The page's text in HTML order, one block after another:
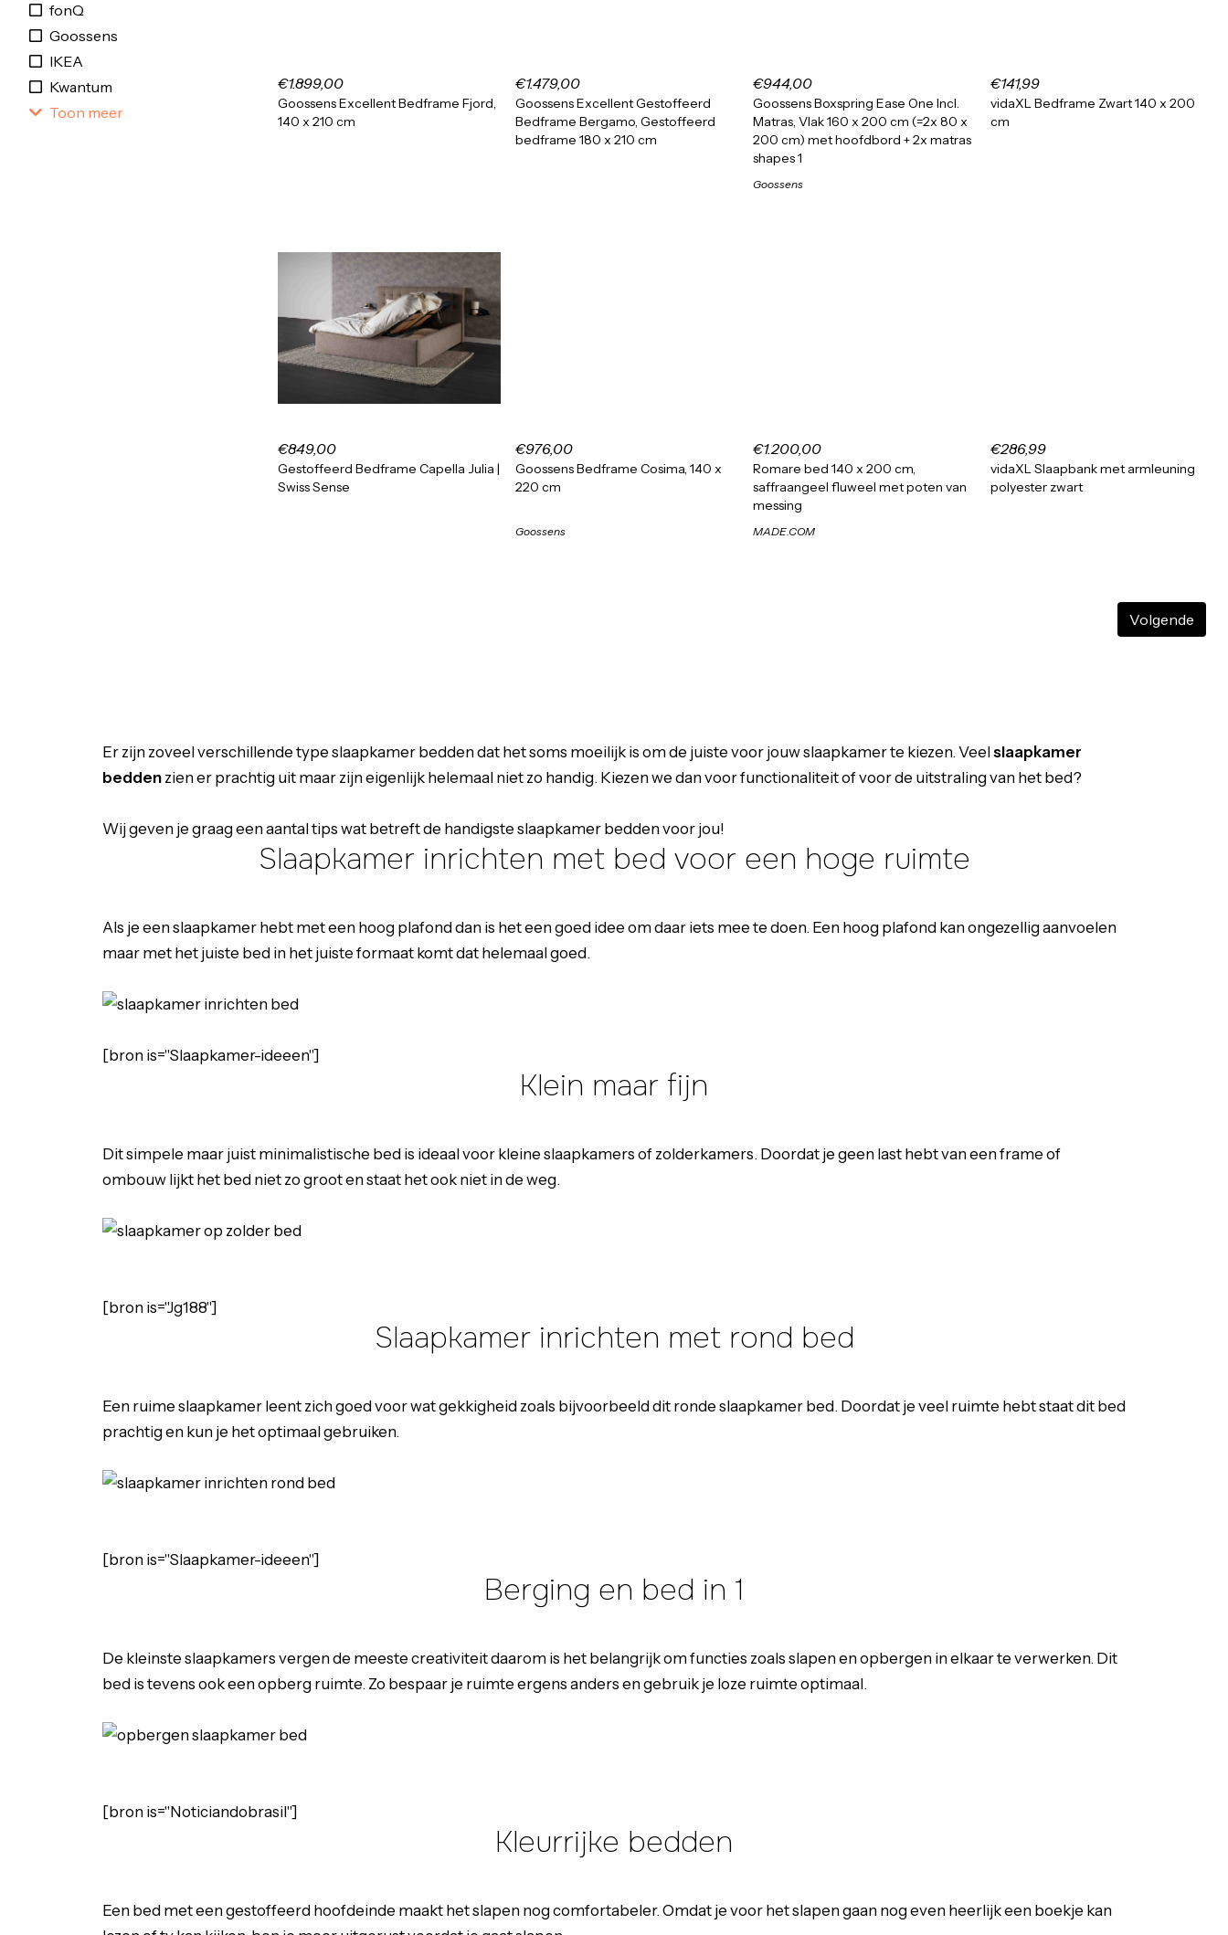
fonQ
Goossens
IKEA
Kwantum
Toon meer
€1.899,00
Goossens Excellent Bedframe Fjord,
140 x 210 cm
€1.479,00
Goossens Excellent Gestoffeerd
Bedframe Bergamo, Gestoffeerd
bedframe 180 x 210 cm
€944,00
Goossens Boxspring Ease One Incl.
Matras, Vlak 160 x 200 cm (=2x 80 x
200 cm) met hoofdbord + 2x matras
shapes 1
Goossens
€141,99
vidaXL Bedframe Zwart 140 x 200
cm
€849,00
Gestoffeerd Bedframe Capella Julia |
Swiss Sense
€976,00
Goossens Bedframe Cosima, 140 x
220 cm
Goossens
€1.200,00
Romare bed 140 x 200 cm,
saffraangeel fluweel met poten van
messing
MADE.COM
€286,99
vidaXL Slaapbank met armleuning
polyester zwart
Volgende
Er zijn zoveel verschillende type slaapkamer bedden dat het soms moeilijk is om de juiste voor jouw slaapkamer te kiezen. Veelslaapkamer
bedden zien er prachtig uit maar zijn eigenlijk helemaal niet zo handig. Kiezen we dan voor functionaliteit of voor de uitstraling van het bed?
Wij geven je graag een aantal tips wat betreft de handigste slaapkamer bedden voor jou!
Slaapkamer inrichten met bed voor een hoge ruimte
Als je een slaapkamer hebt met een hoog plafond dan is het een goed idee om daar iets mee te doen. Een hoog plafond kan ongezellig aanvoelen
maar met het juiste bed in het juiste formaat komt dat helemaal goed.
[bron is="Slaapkamer-ideeen"]
Klein maar fijn
Dit simpele maar juist minimalistische bed is ideaal voor kleine slaapkamers of zolderkamers. Doordat je geen last hebt van een frame of
ombouw lijkt het bed niet zo groot en staat het ook niet in de weg.
[bron is="Jg188"]
Slaapkamer inrichten met rond bed
Een ruime slaapkamer leent zich goed voor wat gekkigheid zoals bijvoorbeeld dit ronde slaapkamer bed. Doordat je veel ruimte hebt staat dit bed
prachtig en kun je het optimaal gebruiken.
[bron is="Slaapkamer-ideeen"]
Berging en bed in 1
De kleinste slaapkamers vergen de meeste creativiteit daarom is het belangrijk om functies zoals slapen en opbergen in elkaar te verwerken. Dit
bed is tevens ook een opberg ruimte. Zo bespaar je ruimte ergens anders en gebruik je loze ruimte optimaal.
[bron is="Noticiandobrasil"]
Kleurrijke bedden
Een bed met een gestoffeerd hoofdeinde maakt het slapen nog comfortabeler. Omdat je voor het slapen gaan nog even heerlijk een boekje kan